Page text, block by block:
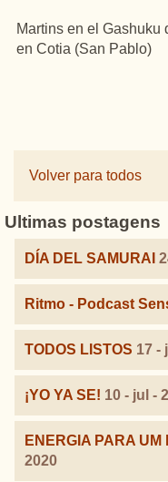
Martins en el Gashuku
en Cotia (San Pablo)
Volver para todos
Ultimas postagens
DÍA DEL SAMURAI
Ritmo - Podcast
TODOS LISTOS 17 -
¡YO YA SE! 10 - jul -
ENERGIA PARA UM
2020